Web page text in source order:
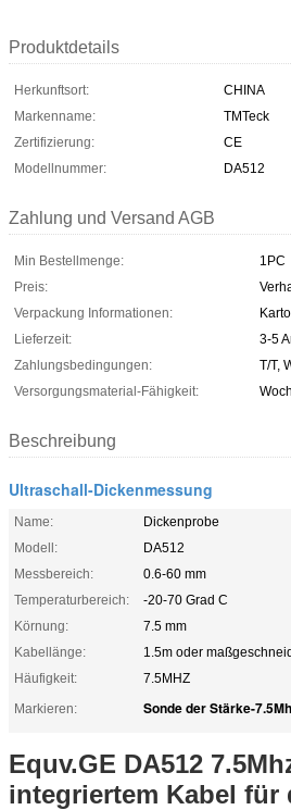
Produktdetails
Herkunftsort:
CHINA
Markenname:
TMTeck
Zertifizierung:
CE
Modellnummer:
DA512
Zahlung und Versand AGB
Min Bestellmenge:
1PC
Preis:
Verpackung Informationen:
Lieferzeit:
3-5
Zahlungsbedingungen:
T/T,
Versorgungsmaterial-Fähigkeit:
Beschreibung
Ultraschall-Dickenmessung
Name:
Dickenprobe
Modell:
DA512
Messbereich:
0.6-60 mm
Temperaturbereich:
-20-70 Grad C
Körnung:
7.5 mm
Kabellänge:
1.5m oder
Häufigkeit:
7.5MHZ
Markieren:
Sonde der Stärke-
Equv.GE DA512
integriertem Kabel für